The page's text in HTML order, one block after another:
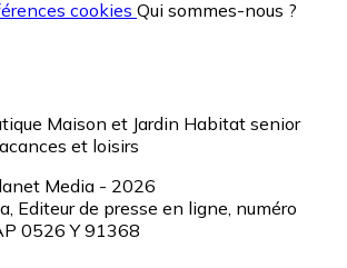
cookies Qui sommes-nous ?
Maison et Jardin Habitat senior
et loisirs
Media - 2026
Editeur de presse en ligne, numéro
0526 Y 91368